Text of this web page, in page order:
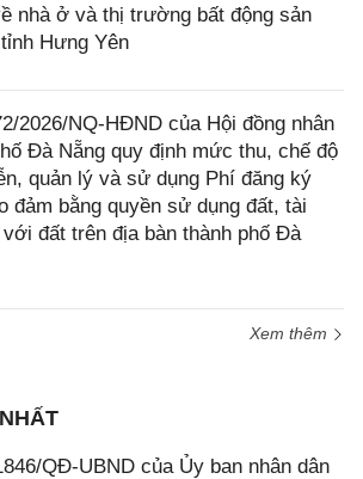
nhà ở và thị trường bất động sản
Hưng Yên
2026/NQ-HĐND của Hội đồng nhân
Đà Nẵng quy định mức thu, chế độ
quản lý và sử dụng Phí đăng ký
đảm bằng quyền sử dụng đất, tài
đất trên địa bàn thành phố Đà
Xem thêm
QĐ-UBND của Ủy ban nhân dân